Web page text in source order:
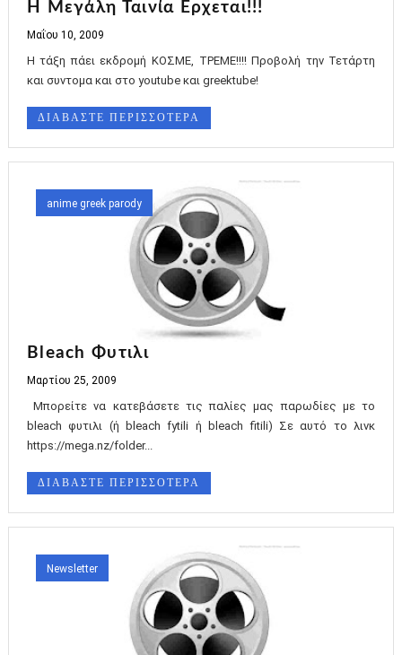
Η Μεγάλη Ταινία Ερχεται!!!
Μαΐου 10, 2009
Η τάξη πάει εκδρομή ΚΟΣΜΕ, ΤΡΕΜΕ!!!! Προβολή την Τετάρτη
και συντομα και στο youtube και greektube!
ΔΙΑΒΑΣΤΕ ΠΕΡΙΣΣΟΤΕΡΑ
anime greek parody
Bleach Φυτιλι
Μαρτίου 25, 2009
Μπορείτε να κατεβάσετε τις παλίες μας παρωδίες με το
bleach φυτιλι (ή bleach fytili ή bleach fitili) Σε αυτό το λινκ
https://mega.nz/folder...
ΔΙΑΒΑΣΤΕ ΠΕΡΙΣΣΟΤΕΡΑ
Newsletter